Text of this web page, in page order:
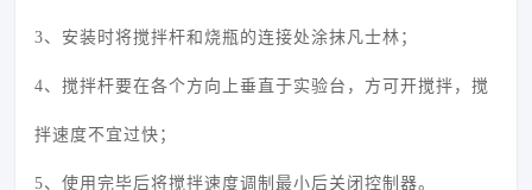
3、安装时将搅拌杆和烧瓶的连接处涂抹凡士林；
4、搅拌杆要在各个方向上垂直于实验台，方可开搅拌，搅
拌速度不宜过快；
5、使用完毕后将搅拌速度调制最小后关闭控制器。